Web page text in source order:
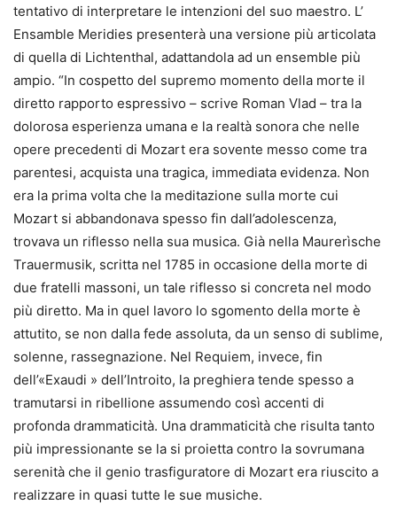
tentativo di interpretare le intenzioni del suo maestro. L’
Ensamble Meridies presenterà una versione più articolata
di quella di Lichtenthal, adattandola ad un ensemble più
ampio. “In cospetto del supremo momento della morte il
diretto rapporto espressivo – scrive Roman Vlad – tra la
dolorosa esperienza umana e la realtà sonora che nelle
opere precedenti di Mozart era sovente messo come tra
parentesi, acquista una tragica, immediata evidenza. Non
era la prima volta che la meditazione sulla morte cui
Mozart si abbandonava spesso fin dall’adolescenza,
trovava un riflesso nella sua musica. Già nella Maurerìsche
Trauermusik, scritta nel 1785 in occasione della morte di
due fratelli massoni, un tale riflesso si concreta nel modo
più diretto. Ma in quel lavoro lo sgomento della morte è
attutito, se non dalla fede assoluta, da un senso di sublime,
solenne, rassegnazione. Nel Requiem, invece, fin
dell’«Exaudi » dell’Introito, la preghiera tende spesso a
tramutarsi in ribellione assumendo così accenti di
profonda drammaticità. Una drammaticità che risulta tanto
più impressionante se la si proietta contro la sovrumana
serenità che il genio trasfiguratore di Mozart era riuscito a
realizzare in quasi tutte le sue musiche.